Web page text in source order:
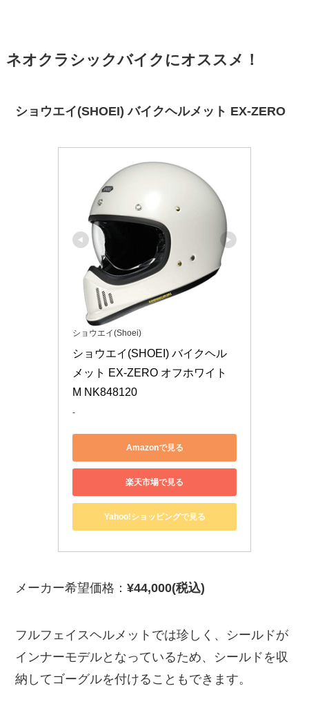
ネオクラシックバイクにオススメ！
ショウエイ(SHOEI) バイクヘルメット EX-ZERO
ショウエイ(Shoei)
ショウエイ(SHOEI) バイクヘル
メット EX-ZERO オフホワイト
M NK848120
-
Amazonで見る
楽天市場で見る
Yahoo!ショッピングで見る
メーカー希望価格：¥44,000(税込)
フルフェイスヘルメットでは珍しく、シールドが
インナーモデルとなっているため、シールドを収
納してゴーグルを付けることもできます。